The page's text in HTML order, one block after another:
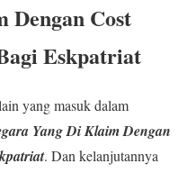
Dengan Cost
Eskpatriat
yang masuk dalam
Yang Di Klaim Dengan
. Dan kelanjutannya